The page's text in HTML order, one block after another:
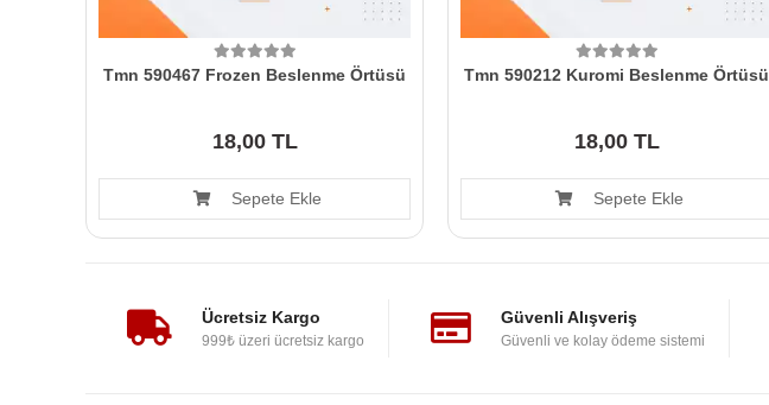
Tmn 590467 Frozen Beslenme Örtüsü
18,00 TL
Sepete Ekle
Tmn 590212 Kuromi Beslenme Örtüsü
18,00 TL
Sepete Ekle
Ücretsiz Kargo
999₺ üzeri ücretsiz kargo
Güvenli Alışveriş
Güvenli ve kolay ödeme sistemi